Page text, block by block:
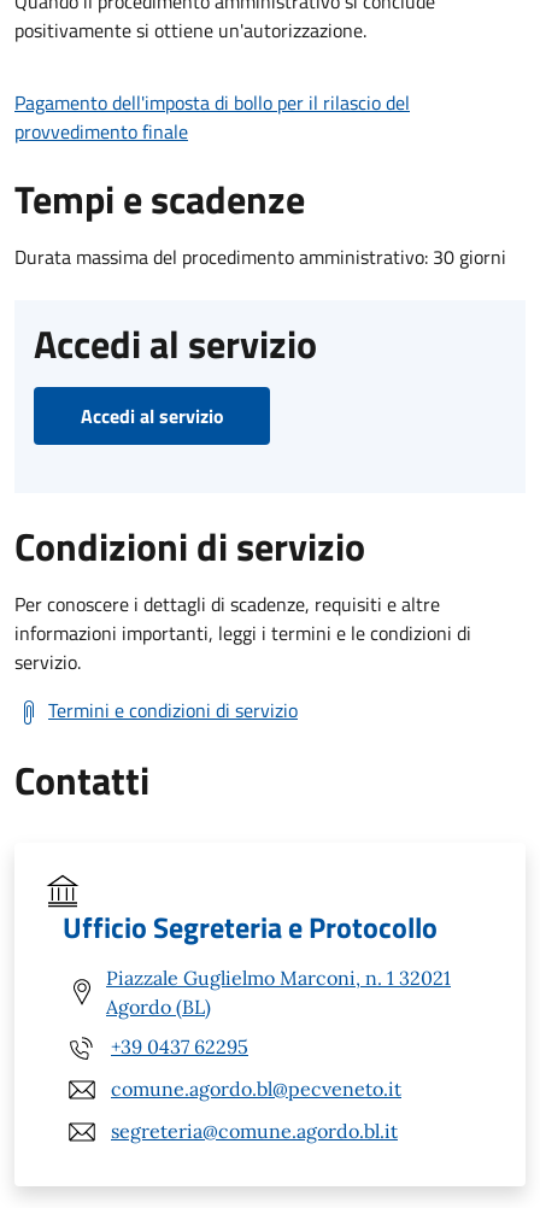
positivamente si ottiene un'autorizzazione.
Pagamento dell'imposta di bollo per il rilascio del
provvedimento finale
Tempi e scadenze
Durata massima del procedimento amministrativo: 30 giorni
Accedi al servizio
Accedi al servizio
Condizioni di servizio
Per conoscere i dettagli di scadenze, requisiti e altre
informazioni importanti, leggi i termini e le condizioni di
servizio.
Termini e condizioni di servizio
Contatti
Ufficio Segreteria e Protocollo
Piazzale Guglielmo Marconi, n. 1 32021
Agordo (BL)
+39 0437 62295
comune.agordo.bl@pecveneto.it
segreteria@comune.agordo.bl.it